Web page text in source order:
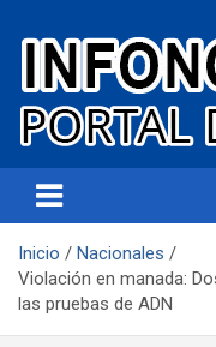
Infonoa
Inicio
Nacionales
Violación en manada:
las pruebas de ADN